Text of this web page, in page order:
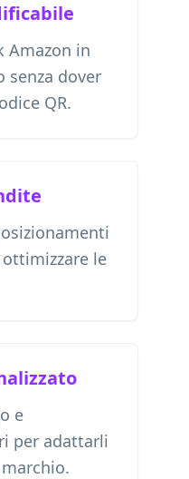
Amazon in
senza dover
QR.
le
e
per adattarli